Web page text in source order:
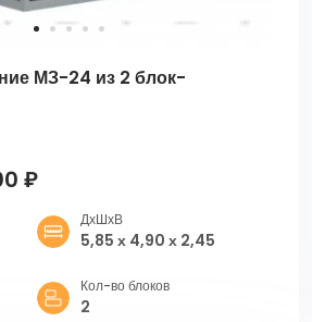
МЗ-24 из 2 блок-
₽
ДхШхВ
5,85 х 4,90 х 2,45
Кол-во блоков
2